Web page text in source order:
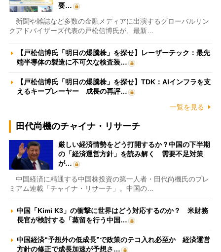
要…
新聞や雑誌など多数の金融メディアに出演するグローバルリン
クアドバイザーズ代表の戸松信博氏が、最新…
【戸松信博氏「明日の爆騰株」を探せ】レーザーテック：最先
端半導体の製造に不可欠な検査装…
【戸松信博氏「明日の爆騰株」を探せ】TDK：AIインフラを支
えるキープレーヤー 成長の再評…
一覧を見る
田代尚機のチャイナ・リサーチ
厳しい経済情勢をどう打開するか？中国の下半期
の「経済運営方針」を読み解く 需要不足対策
が…
中国経済に精通する中国株投資の第一人者・田代尚機氏のプレ
ミアム連載「チャイナ・リサーチ」。中国の…
中国「Kimi K3」の衝撃に世界はどう対応するのか？ 米財務
長官が検討する「蒸留を行う中国…
中国経済“予想外の低成長”で政策のテコ入れ必至か 経済運営
方針の修正で成長加速が予想さ…